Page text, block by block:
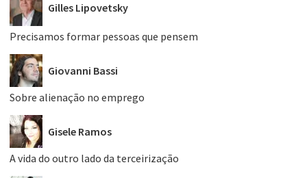
Gilles Lipovetsky
Precisamos formar pessoas que pensem
Giovanni Bassi
Sobre alienação no emprego
Gisele Ramos
A vida do outro lado da terceirização